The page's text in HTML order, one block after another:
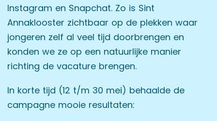
Instagram en Snapchat. Zo is Sint
Annaklooster zichtbaar op de plekken waar
jongeren zelf al veel tijd doorbrengen en
konden we ze op een natuurlijke manier
richting de vacature brengen.
In korte tijd (12 t/m 30 mei) behaalde de
campagne mooie resultaten: